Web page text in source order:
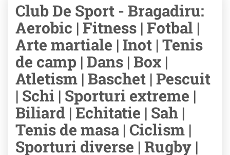
Club De Sport - Bragadiru:
Aerobic | Fitness | Fotbal |
Arte martiale | Inot | Tenis
de camp | Dans | Box |
Atletism | Baschet | Pescuit
| Schi | Sporturi extreme |
Biliard | Echitatie | Sah |
Tenis de masa | Ciclism |
Sporturi diverse | Rugby |